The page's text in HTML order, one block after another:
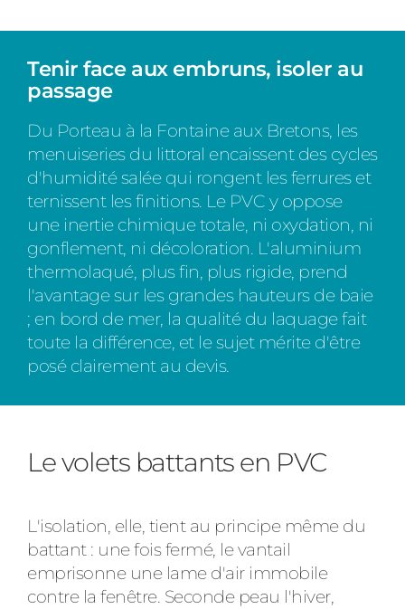
Tenir face aux embruns, isoler au
passage
Du Porteau à la Fontaine aux Bretons, les
menuiseries du littoral encaissent des cycles
d'humidité salée qui rongent les ferrures et
ternissent les finitions. Le PVC y oppose
une inertie chimique totale, ni oxydation, ni
gonflement, ni décoloration. L'aluminium
thermolaqué, plus fin, plus rigide, prend
l'avantage sur les grandes hauteurs de baie
; en bord de mer, la qualité du laquage fait
toute la différence, et le sujet mérite d'être
posé clairement au devis.
Le volets battants en PVC
L'isolation, elle, tient au principe même du
battant : une fois fermé, le vantail
emprisonne une lame d'air immobile
contre la fenêtre. Seconde peau l'hiver,